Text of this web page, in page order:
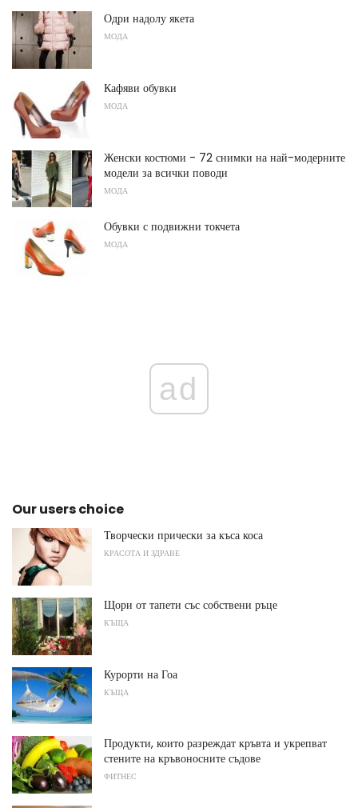
Одри надолу якета
МОДА
Кафяви обувки
МОДА
Женски костюми - 72 снимки на най-модерните
модели за всички поводи
МОДА
Обувки с подвижни токчета
МОДА
ad
Our users choice
Творчески прически за къса коса
КРАСОТА И ЗДРАВЕ
Щори от тапети със собствени ръце
КЪЩА
Курорти на Гоа
КЪЩА
Продукти, които разреждат кръвта и укрепват
стените на кръвоносните съдове
ФИТНЕС